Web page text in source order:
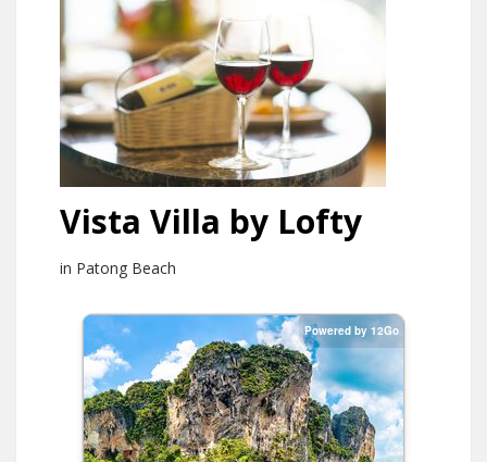
Vista Villa by Lofty
in Patong Beach